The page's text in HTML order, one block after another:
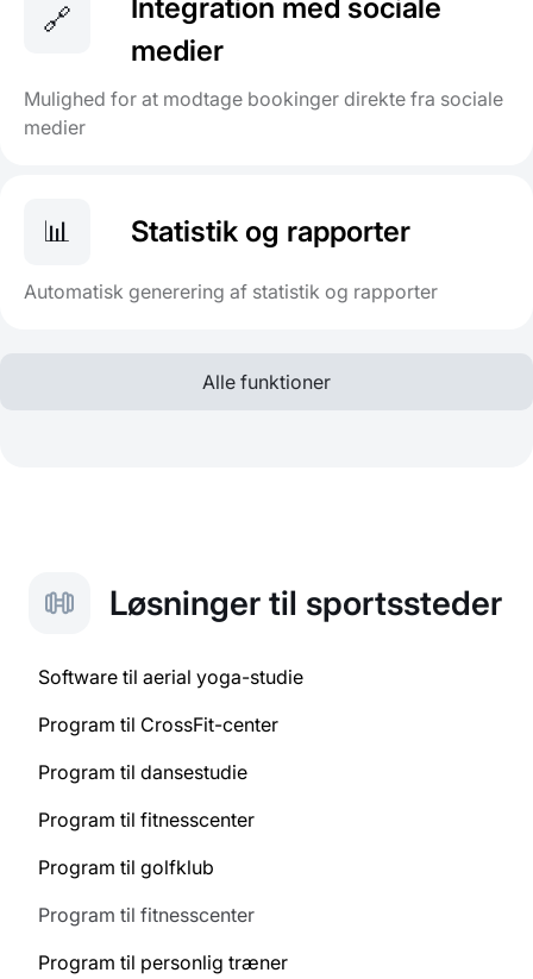
🔗
Integration med sociale
medier
Mulighed for at modtage bookinger direkte fra sociale
medier
📊 Statistik og rapporter
Automatisk generering af statistik og rapporter
Alle funktioner
Løsninger til sportssteder
Software til aerial yoga-studie
Program til CrossFit-center
Program til dansestudie
Program til fitnesscenter
Program til golfklub
Program til fitnesscenter
Program til personlig træner